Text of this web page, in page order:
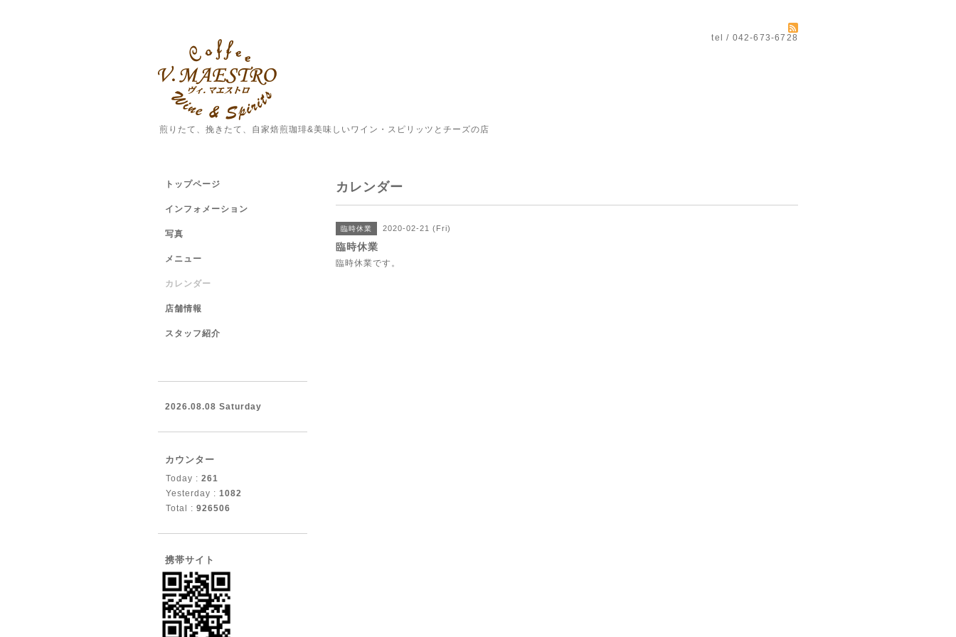
tel / 042-673-6728
煎りたて、挽きたて、自家焙煎珈琲&美味しいワイン・スピリッツとチーズの店
カレンダー
臨時休業 2020-02-21 (Fri)
臨時休業
臨時休業です。
トップページ
インフォメーション
写真
メニュー
カレンダー
店舗情報
スタッフ紹介
2026.08.08 Saturday
カウンター
Today : 261
Yesterday : 1082
Total : 926506
携帯サイト